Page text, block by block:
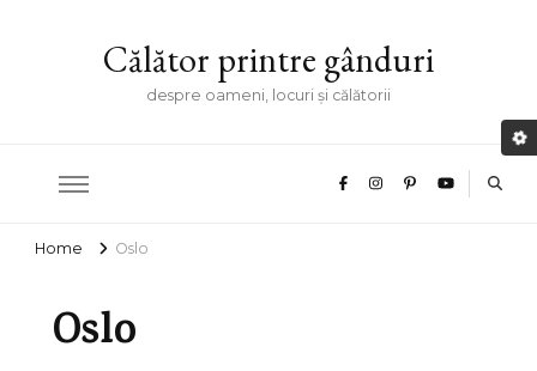
Călător printre gânduri
despre oameni, locuri și călătorii
Home Oslo
Oslo